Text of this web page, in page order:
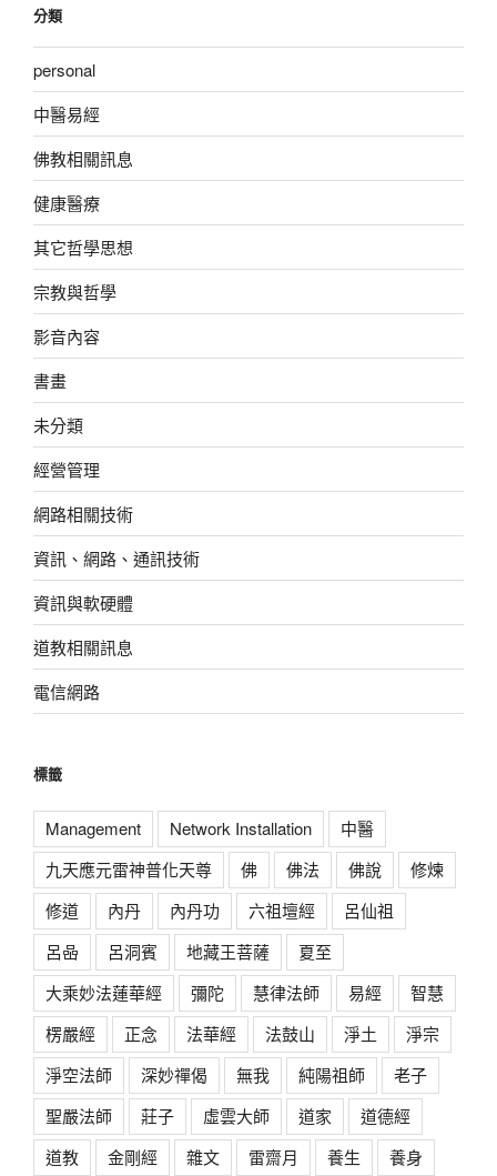
分類
personal
中醫易經
佛教相關訊息
健康醫療
其它哲學思想
宗教與哲學
影音內容
書畫
未分類
經營管理
網路相關技術
資訊、網路、通訊技術
資訊與軟硬體
道教相關訊息
電信網路
標籤
Management Network Installation
中醫
九天應元雷神普化天尊
佛 佛法 佛說
修煉
修道
內丹 內丹功 六祖壇經
呂仙祖
呂喦
呂洞賓 地藏王菩薩
夏至
大乘妙法蓮華經
彌陀 慧律法師 易經
智慧
楞嚴經
正念 法華經 法鼓山 淨土
淨宗
淨空法師
深妙禪偈 無我 純陽祖師
老子
聖嚴法師
莊子 虛雲大師 道家
道德經
道教
金剛經 雜文 雷齋月 養生 養身